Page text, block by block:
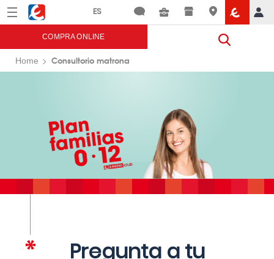
Menú Eroski
COMPRA ONLINE
Home Consultorio matrona
Pregunta a tu